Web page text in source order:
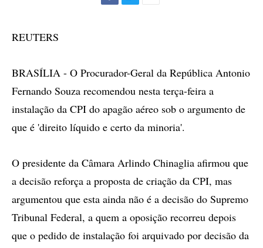
REUTERS
BRASÍLIA - O Procurador-Geral da República Antonio
Fernando Souza recomendou nesta terça-feira a
instalação da CPI do apagão aéreo sob o argumento de
que é 'direito líquido e certo da minoria'.
O presidente da Câmara Arlindo Chinaglia afirmou que
a decisão reforça a proposta de criação da CPI, mas
argumentou que esta ainda não é a decisão do Supremo
Tribunal Federal, a quem a oposição recorreu depois
que o pedido de instalação foi arquivado por decisão da